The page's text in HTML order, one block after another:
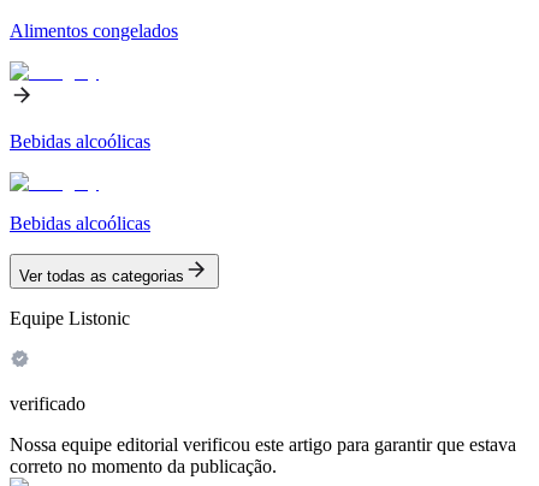
Alimentos congelados
Bebidas alcoólicas
Bebidas alcoólicas
Ver todas as categorias
Equipe Listonic
verificado
Nossa equipe editorial verificou este artigo para garantir que estava
correto no momento da publicação.